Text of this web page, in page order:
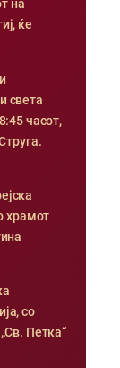
на
ќе
света
часот,
храмот
со
Петка“